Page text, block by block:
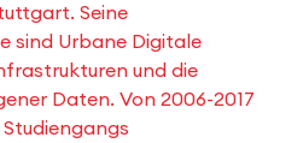
Seine
sind Urbane Digitale
und die
Daten. Von 2006-2017